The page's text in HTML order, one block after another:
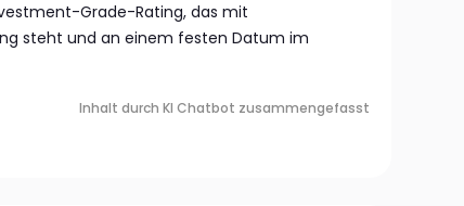
Grade-Rating, das mit
steht und an einem festen Datum im
Inhalt durch KI Chatbot zusammengefasst